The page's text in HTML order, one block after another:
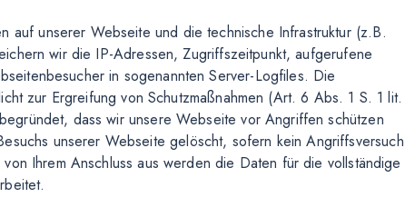
auf unserer Webseite und die technische Infrastruktur (z.B.
wir die IP-Adressen, Zugriffszeitpunkt, aufgerufene
in sogenannten Server-Logfiles. Die
zur Ergreifung von Schutzmaßnahmen (Art. 6 Abs. 1 S. 1 lit.
dass wir unsere Webseite vor Angriffen schützen
unserer Webseite gelöscht, sofern kein Angriffsversuch
Ihrem Anschluss aus werden die Daten für die vollständige